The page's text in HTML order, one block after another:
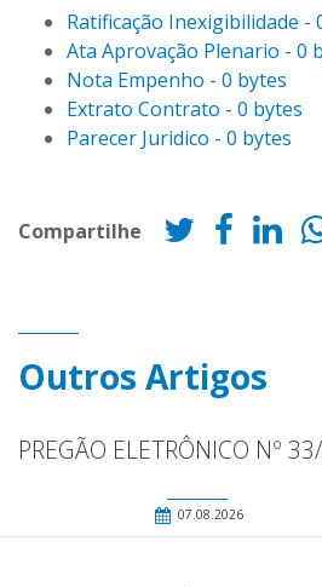
Ratificação Inexigibilidade -
Ata Aprovação Plenario - 0
Nota Empenho - 0 bytes
Extrato Contrato - 0 bytes
Parecer Juridico - 0 bytes
Compartilhe
Outros Artigos
PREGÃO ELETRÔNICO Nº
07.08.2026